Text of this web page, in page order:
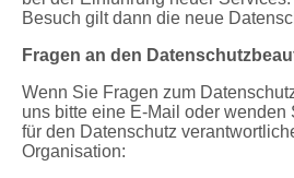
Besuch gilt dann die neue
Fragen an den
Wenn Sie Fragen zum
uns bitte eine E-Mail oder wenden
für den Datenschutz
Organisation: